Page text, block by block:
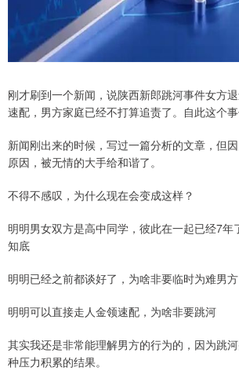
刚才刷到一个新闻，说陕西新郎跳河事件女方
速配，男方家庭已经不打算追责了。自此这个事
新闻刚出来的时候，写过一篇分析的文章，但
原因，被无情的大手给和谐了。
不得不感叹，为什么现在会变成这样？
明明男女双方是高中同学，彼此在一起已经7年
知底
明明已经之前都谈好了，为啥非要临时为难男方
明明可以直接走人金领速配，为啥非要跳河
其实我还是非常能理解男方的行为的，因为跳
种压力积累的结果。